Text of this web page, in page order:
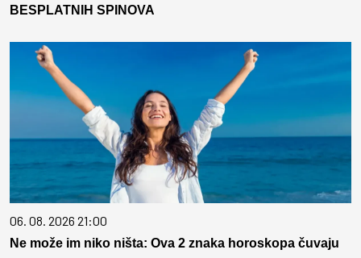
BESPLATNIH SPINOVA
06. 08. 2026 21:00
Ne može im niko ništa: Ova 2 znaka horoskopa čuvaju